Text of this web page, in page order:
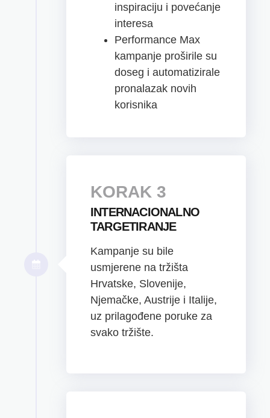
inspiraciju i povećanje
interesa
Performance Max
kampanje proširile su
doseg i automatizirale
pronalazak novih
korisnika
KORAK 3
INTERNACIONALNO
TARGETIRANJE
Kampanje su bile
usmjerene na tržišta
Hrvatske, Slovenije,
Njemačke, Austrije i Italije,
uz prilagođene poruke za
svako tržište.